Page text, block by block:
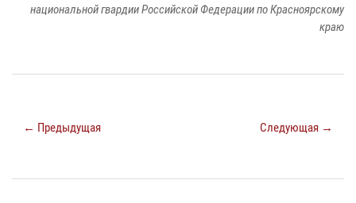
национальной гвардии Российской Федерации по Красноярскому
краю
← Предыдущая Следующая →